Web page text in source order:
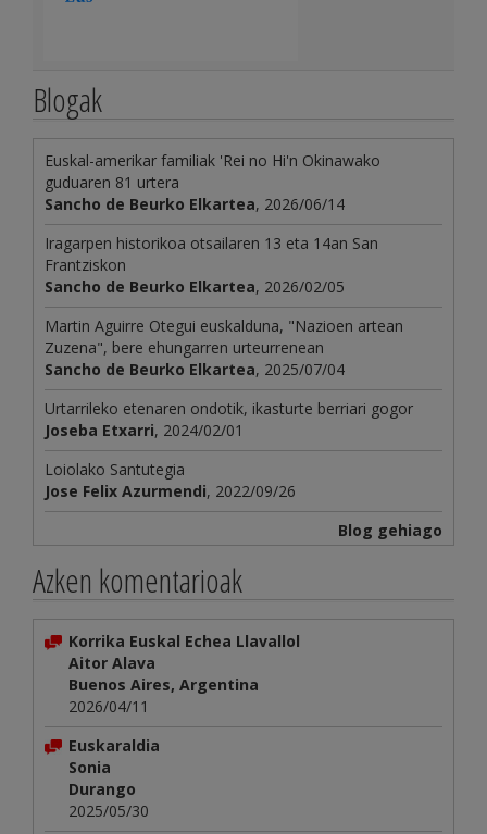
Blogak
Euskal-amerikar familiak 'Rei no Hi'n Okinawako
guduaren 81 urtera
Sancho de Beurko Elkartea, 2026/06/14
Iragarpen historikoa otsailaren 13 eta 14an San
Frantziskon
Sancho de Beurko Elkartea, 2026/02/05
Martin Aguirre Otegui euskalduna, "Nazioen artean
Zuzena", bere ehungarren urteurrenean
Sancho de Beurko Elkartea, 2025/07/04
Urtarrileko etenaren ondotik, ikasturte berriari gogor
Joseba Etxarri, 2024/02/01
Loiolako Santutegia
Jose Felix Azurmendi, 2022/09/26
Blog gehiago
Azken komentarioak
Korrika Euskal Echea Llavallol
Aitor Alava
Buenos Aires, Argentina
2026/04/11
Euskaraldia
Sonia
Durango
2025/05/30